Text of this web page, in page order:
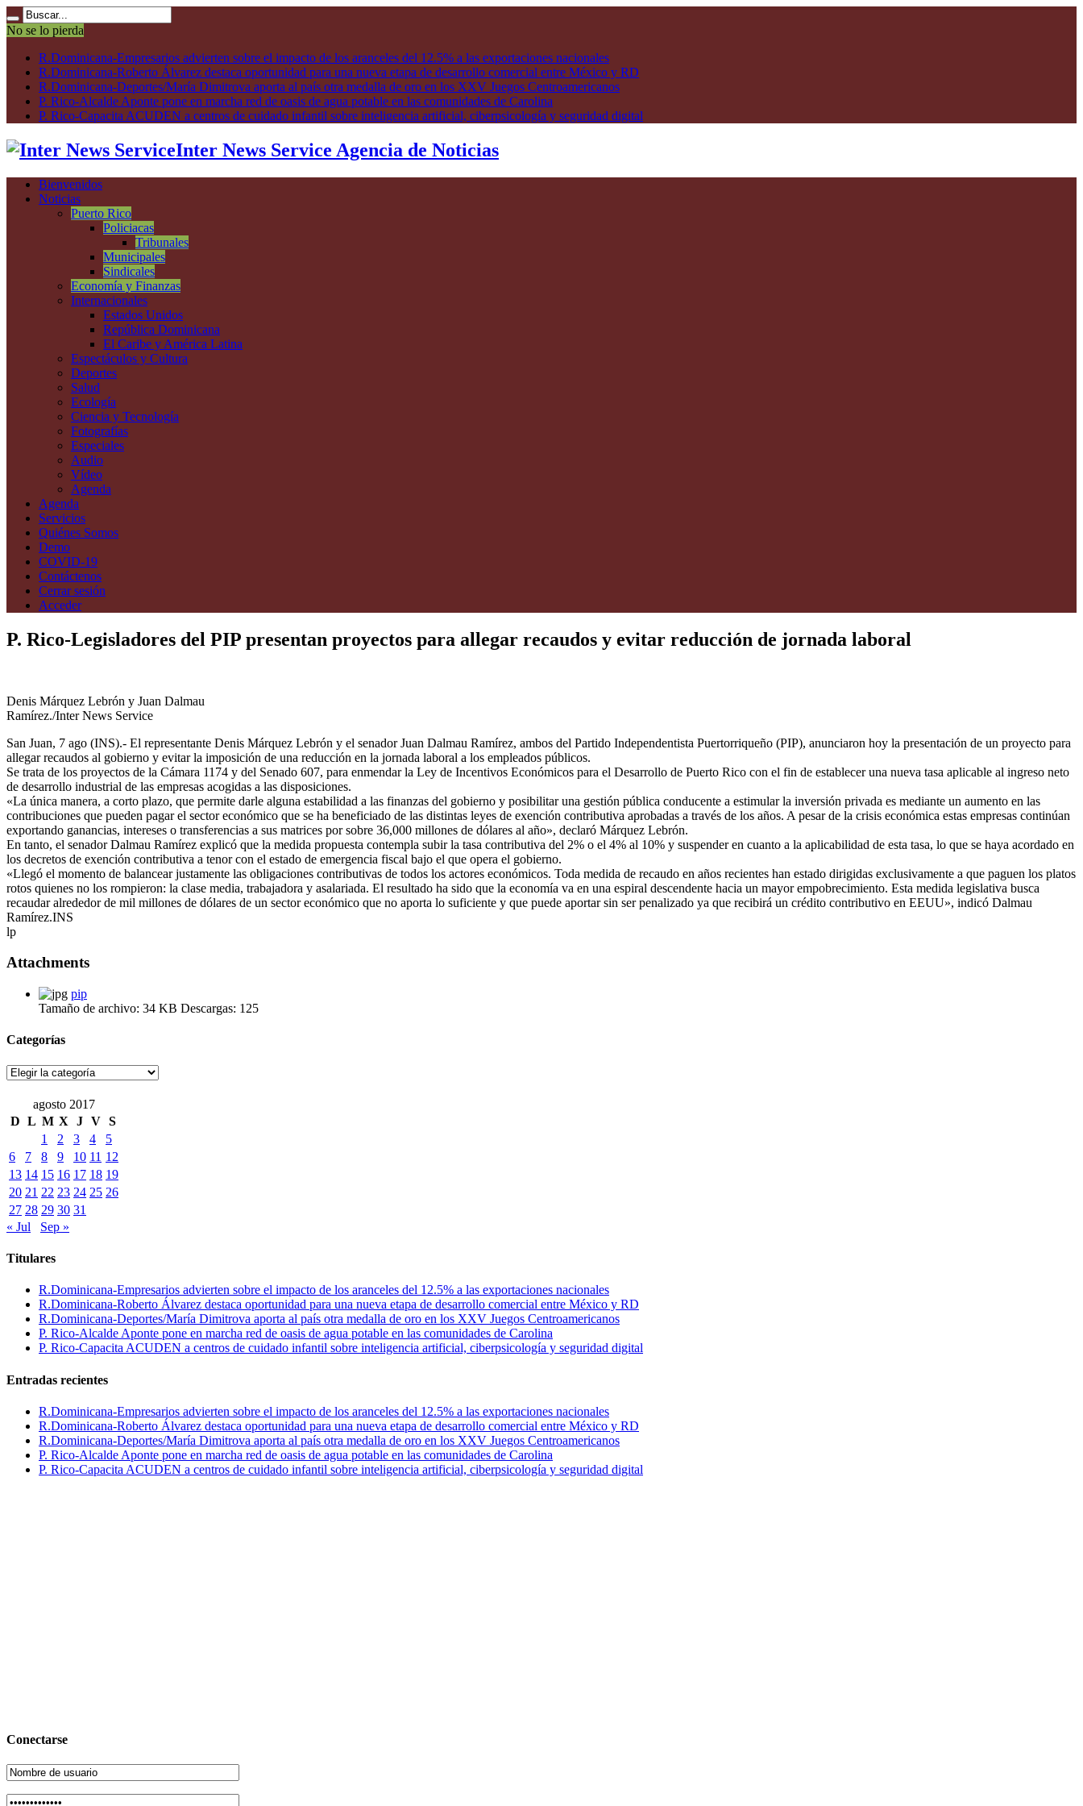
No se lo pierda
R.Dominicana-Empresarios advierten sobre el impacto de los aranceles del 12.5% a las exportaciones nacionales
R.Dominicana-Roberto Álvarez destaca oportunidad para una nueva etapa de desarrollo comercial entre México y RD
R.Dominicana-Deportes/María Dimitrova aporta al país otra medalla de oro en los XXV Juegos Centroamericanos
P. Rico-Alcalde Aponte pone en marcha red de oasis de agua potable en las comunidades de Carolina
P. Rico-Capacita ACUDEN a centros de cuidado infantil sobre inteligencia artificial, ciberpsicología y seguridad digital
Inter News Service Agencia de Noticias
Bienvenidos
Noticias
Puerto Rico
Policiacas
Tribunales
Municipales
Sindicales
Economía y Finanzas
Internacionales
Estados Unidos
República Dominicana
El Caribe y América Latina
Espectáculos y Cultura
Deportes
Salud
Ecología
Ciencia y Tecnología
Fotografías
Especiales
Audio
Vídeo
Agenda
Agenda
Servicios
Quiénes Somos
Demo
COVID-19
Contáctenos
Cerrar sesión
Acceder
P. Rico-Legisladores del PIP presentan proyectos para allegar recaudos y evitar reducción de jornada laboral
Denis Márquez Lebrón y Juan Dalmau
Ramírez./Inter News Service
San Juan, 7 ago (INS).- El representante Denis Márquez Lebrón y el senador Juan Dalmau Ramírez, ambos del Partido Independentista Puertorriqueño (PIP), anunciaron hoy la presentación de un proyecto para
allegar recaudos al gobierno y evitar la imposición de una reducción en la jornada laboral a los empleados públicos.
Se trata de los proyectos de la Cámara 1174 y del Senado 607, para enmendar la Ley de Incentivos Económicos para el Desarrollo de Puerto Rico con el fin de establecer una nueva tasa aplicable al ingreso neto
de desarrollo industrial de las empresas acogidas a las disposiciones.
«La única manera, a corto plazo, que permite darle alguna estabilidad a las finanzas del gobierno y posibilitar una gestión pública conducente a estimular la inversión privada es mediante un aumento en las
contribuciones que pueden pagar el sector económico que se ha beneficiado de las distintas leyes de exención contributiva aprobadas a través de los años. A pesar de la crisis económica estas empresas continúan
exportando ganancias, intereses o transferencias a sus matrices por sobre 36,000 millones de dólares al año», declaró Márquez Lebrón.
En tanto, el senador Dalmau Ramírez explicó que la medida propuesta contempla subir la tasa contributiva del 2% o el 4% al 10% y suspender en cuanto a la aplicabilidad de esta tasa, lo que se haya acordado en
los decretos de exención contributiva a tenor con el estado de emergencia fiscal bajo el que opera el gobierno.
«Llegó el momento de balancear justamente las obligaciones contributivas de todos los actores económicos. Toda medida de recaudo en años recientes han estado dirigidas exclusivamente a que paguen los platos
rotos quienes no los rompieron: la clase media, trabajadora y asalariada. El resultado ha sido que la economía va en una espiral descendente hacia un mayor empobrecimiento. Esta medida legislativa busca
recaudar alrededor de mil millones de dólares de un sector económico que no aporta lo suficiente y que puede aportar sin ser penalizado ya que recibirá un crédito contributivo en EEUU», indicó Dalmau
Ramírez.INS
lp
Attachments
pip
Tamaño de archivo: 34 KB Descargas: 125
Categorías
Categorías
agosto 2017
D L M X J V S
1
2 3 4
5
6
7 8 9 10 11 12
13 14 15 16 17 18 19
20 21 22 23 24 25 26
27 28 29 30 31
« Jul
Sep »
Titulares
R.Dominicana-Empresarios advierten sobre el impacto de los aranceles del 12.5% a las exportaciones nacionales
R.Dominicana-Roberto Álvarez destaca oportunidad para una nueva etapa de desarrollo comercial entre México y RD
R.Dominicana-Deportes/María Dimitrova aporta al país otra medalla de oro en los XXV Juegos Centroamericanos
P. Rico-Alcalde Aponte pone en marcha red de oasis de agua potable en las comunidades de Carolina
P. Rico-Capacita ACUDEN a centros de cuidado infantil sobre inteligencia artificial, ciberpsicología y seguridad digital
Entradas recientes
R.Dominicana-Empresarios advierten sobre el impacto de los aranceles del 12.5% a las exportaciones nacionales
R.Dominicana-Roberto Álvarez destaca oportunidad para una nueva etapa de desarrollo comercial entre México y RD
R.Dominicana-Deportes/María Dimitrova aporta al país otra medalla de oro en los XXV Juegos Centroamericanos
P. Rico-Alcalde Aponte pone en marcha red de oasis de agua potable en las comunidades de Carolina
P. Rico-Capacita ACUDEN a centros de cuidado infantil sobre inteligencia artificial, ciberpsicología y seguridad digital
Conectarse